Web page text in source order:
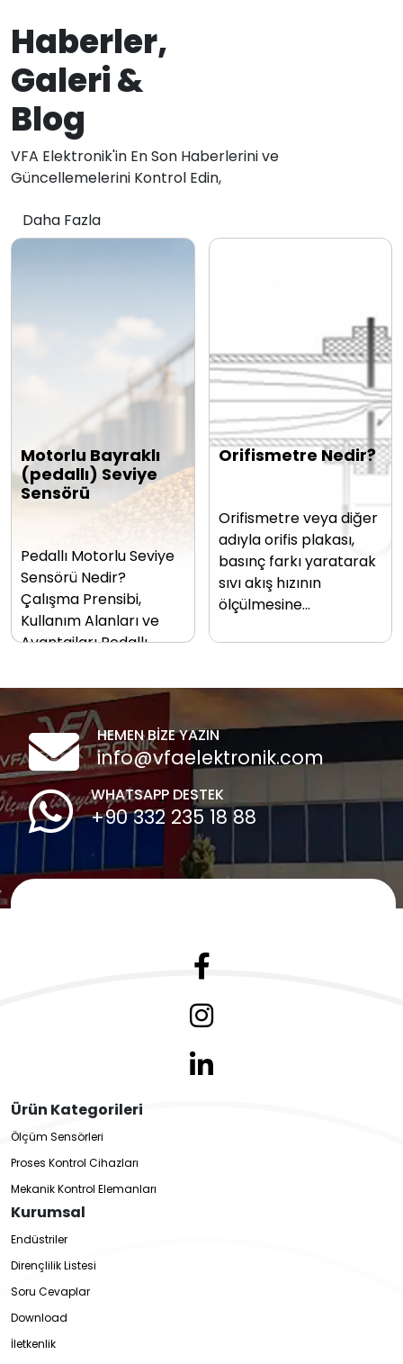
Haberler,
Galeri &
Blog
VFA Elektronik'in En Son Haberlerini ve
Güncellemelerini Kontrol Edin,
Daha Fazla
Motorlu Bayraklı
(pedallı) Seviye
Sensörü
Pedallı Motorlu Seviye
Sensörü Nedir?
Çalışma Prensibi,
Kullanım Alanları ve
Avantajları Pedallı…
Orifismetre Nedir?
Orifismetre veya diğer
adıyla orifis plakası,
basınç farkı yaratarak
sıvı akış hızının
ölçülmesine…
HEMEN BİZE YAZIN
info@vfaelektronik.com
WHATSAPP DESTEK
+90 332 235 18 88
Ürün Kategorileri
Ölçüm Sensörleri
Proses Kontrol Cihazları
Mekanik Kontrol Elemanları
Kurumsal
Endüstriler
Dirençlilik Listesi
Soru Cevaplar
Download
İletkenlik